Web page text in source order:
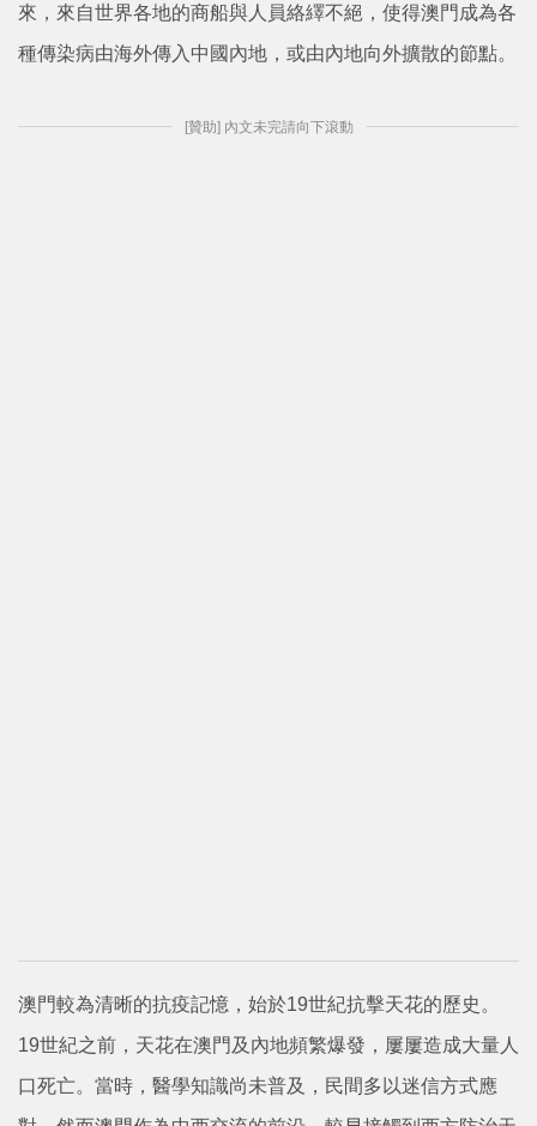
來，來自世界各地的商船與人員絡繹不絕，使得澳門成為各
種傳染病由海外傳入中國內地，或由內地向外擴散的節點。
[贊助] 內文未完請向下滾動
澳門較為清晰的抗疫記憶，始於19世紀抗擊天花的歷史。
19世紀之前，天花在澳門及內地頻繁爆發，屢屢造成大量人
口死亡。當時，醫學知識尚未普及，民間多以迷信方式應